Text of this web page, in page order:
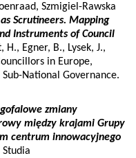
Szmigiel-Rawska
Scrutineers. Mapping
Instruments of Council
H., Egner, B., Lysek, J.,
in Europe,
National Governance.
zmiany
między krajami Grupy
centrum innowacyjnego